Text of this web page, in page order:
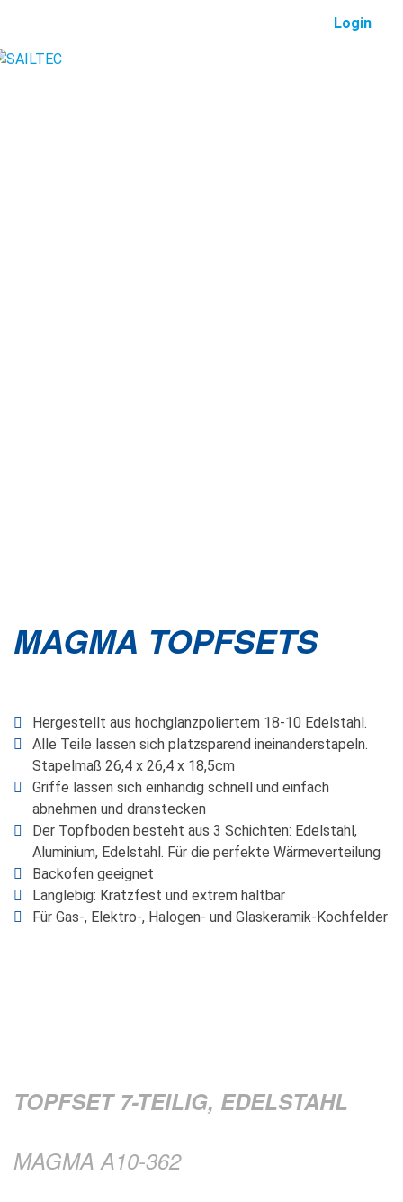
Login
MAGMA TOPFSETS
Hergestellt aus hochglanzpoliertem 18-10 Edelstahl.
Alle Teile lassen sich platzsparend ineinanderstapeln.
Stapelmaß 26,4 x 26,4 x 18,5cm
Griffe lassen sich einhändig schnell und einfach
abnehmen und dranstecken
Der Topfboden besteht aus 3 Schichten: Edelstahl,
Aluminium, Edelstahl. Für die perfekte Wärmeverteilung
Backofen geeignet
Langlebig: Kratzfest und extrem haltbar
Für Gas-, Elektro-, Halogen- und Glaskeramik-Kochfelder
TOPFSET 7-TEILIG, EDELSTAHL
MAGMA A10-362